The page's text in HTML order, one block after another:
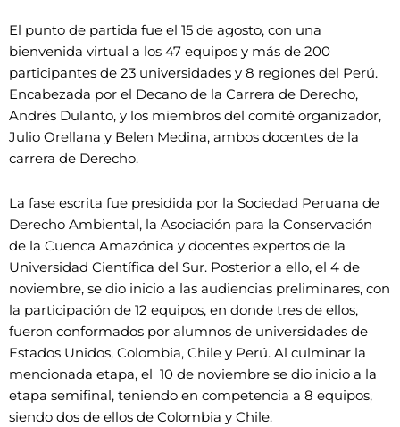
El punto de partida fue el 15 de agosto, con una
bienvenida virtual a los 47 equipos y más de 200
participantes de 23 universidades y 8 regiones del Perú.
Encabezada por el Decano de la Carrera de Derecho,
Andrés Dulanto, y los miembros del comité organizador,
Julio Orellana y Belen Medina, ambos docentes de la
carrera de Derecho.
La fase escrita fue presidida por la Sociedad Peruana de
Derecho Ambiental, la Asociación para la Conservación
de la Cuenca Amazónica y docentes expertos de la
Universidad Científica del Sur. Posterior a ello, el 4 de
noviembre, se dio inicio a las audiencias preliminares, con
la participación de 12 equipos, en donde tres de ellos,
fueron conformados por alumnos de universidades de
Estados Unidos, Colombia, Chile y Perú. Al culminar la
mencionada etapa, el 10 de noviembre se dio inicio a la
etapa semifinal, teniendo en competencia a 8 equipos,
siendo dos de ellos de Colombia y Chile.